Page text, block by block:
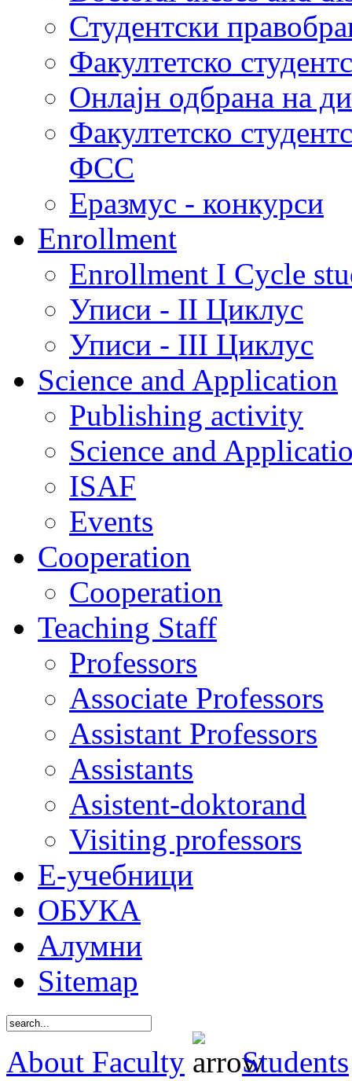
Студентски
Факултетско
Онлајн одбрана на
Факултетско
ФСС
Еразмус - конкурси
Enrollment
Enrollment I Cycle
Уписи - II Циклус
Уписи - III Циклус
Science and Application
Publishing activity
Science and
ISAF
Events
Cooperation
Cooperation
Teaching Staff
Professors
Associate Professors
Assistant Professors
Assistants
Asistent-doktorand
Visiting professors
Е-учебници
ОБУКА
Алумни
Sitemap
About Faculty
Students